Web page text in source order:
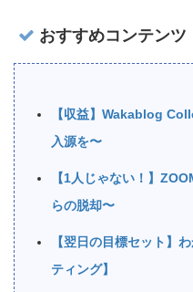
おすすめコンテンツ
【収益】Wakablog
入源を〜
【1人じゃない！】
らの脱却〜
【翌日の目標セット】
ティング】